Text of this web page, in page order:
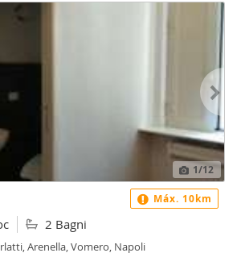
1/12
2 Bagni
Arenella, Vomero, Napoli
Máx. 10km